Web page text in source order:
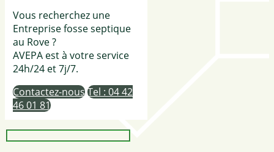
Vous recherchez une
Entreprise fosse septique
au Rove ?
AVEPA est à votre service
24h/24 et 7j/7.
Contactez-nousTel : 04 42
46 01 81